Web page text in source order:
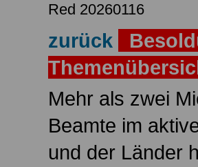
Red 20260116
zurück
Mehr als zwei
Beamte im
und der Länder